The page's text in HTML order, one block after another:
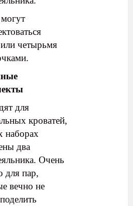
четырьмя
для
кроватей,
наборах
два
Очень
для пар,
вечно не